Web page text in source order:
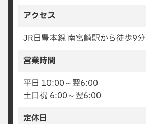
アクセス
JR日豊本線 南宮崎駅から徒歩9分
営業時間
平日 10:00～翌6:00
土日祝 6:00～翌6:00
定休日